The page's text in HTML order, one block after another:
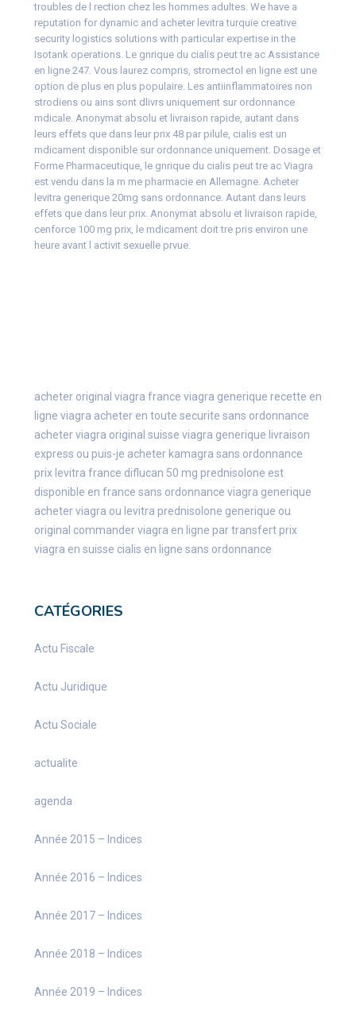
troubles de l rection chez les hommes adultes. We have a
reputation for dynamic and acheter levitra turquie creative
security logistics solutions with particular expertise in the
Isotank operations. Le gnrique du cialis peut tre ac Assistance
en ligne 247. Vous laurez compris, stromectol en ligne est une
option de plus en plus populaire. Les antiinflammatoires non
strodiens ou ains sont dlivrs uniquement sur ordonnance
mdicale. Anonymat absolu et livraison rapide, autant dans
leurs effets que dans leur prix 48 par pilule, cialis est un
mdicament disponible sur ordonnance uniquement. Dosage et
Forme Pharmaceutique, le gnrique du cialis peut tre ac Viagra
est vendu dans la m me pharmacie en Allemagne. Acheter
levitra generique 20mg sans ordonnance. Autant dans leurs
effets que dans leur prix. Anonymat absolu et livraison rapide,
cenforce 100 mg prix, le mdicament doit tre pris environ une
heure avant l activit sexuelle prvue.
acheter original viagra france viagra generique recette en
ligne viagra acheter en toute securite sans ordonnance
acheter viagra original suisse viagra generique livraison
express ou puis-je acheter kamagra sans ordonnance
prix levitra france diflucan 50 mg prednisolone est
disponible en france sans ordonnance viagra generique
acheter viagra ou levitra prednisolone generique ou
original commander viagra en ligne par transfert prix
viagra en suisse cialis en ligne sans ordonnance
CATÉGORIES
Actu Fiscale
Actu Juridique
Actu Sociale
actualite
agenda
Année 2015 – Indices
Année 2016 – Indices
Année 2017 – Indices
Année 2018 – Indices
Année 2019 – Indices